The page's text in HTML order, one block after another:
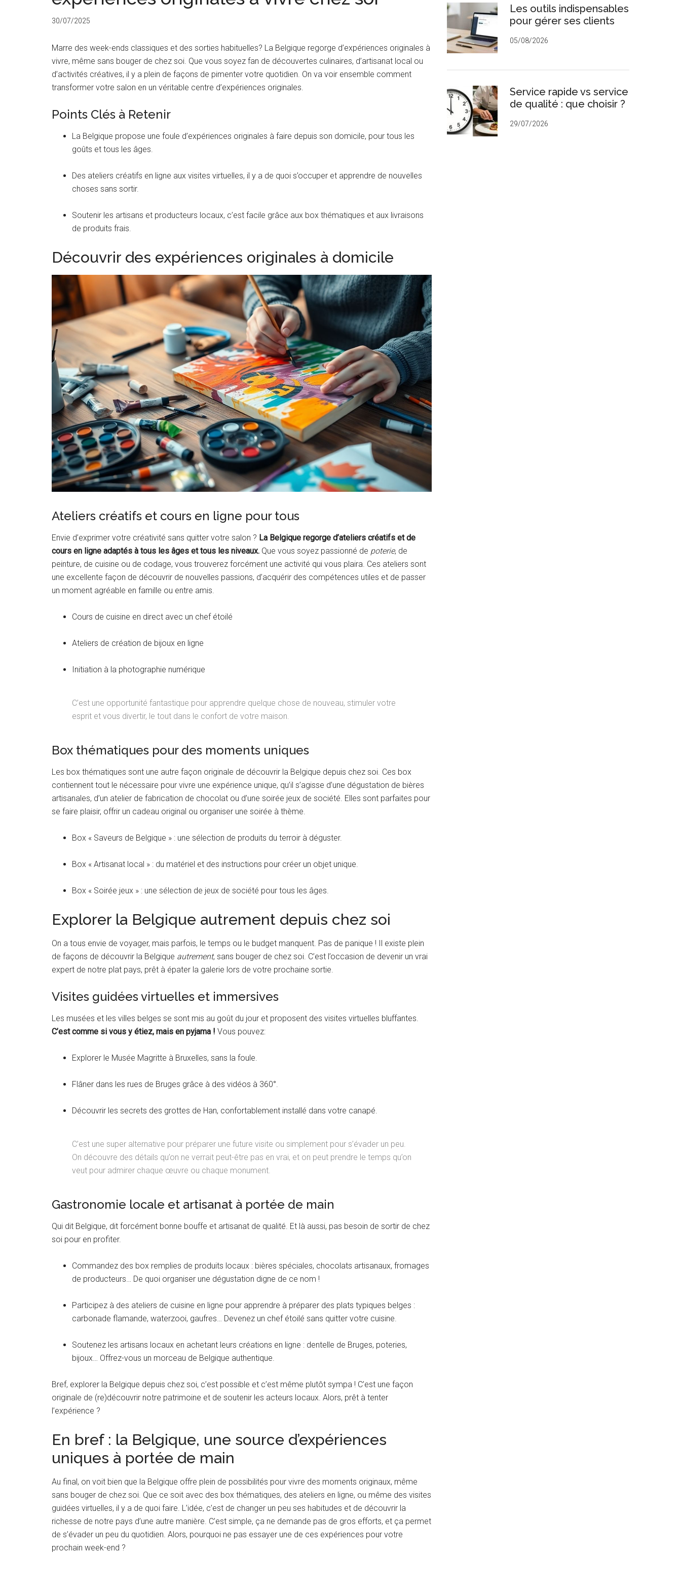
30/07/2025
Marre des week-ends classiques et des sorties habituelles? La Belgique regorge d’expériences originales à
vivre, même sans bouger de chez soi. Que vous soyez fan de découvertes culinaires, d’artisanat local ou
d’activités créatives, il y a plein de façons de pimenter votre quotidien. On va voir ensemble comment
transformer votre salon en un véritable centre d’expériences originales.
Points Clés à Retenir
La Belgique propose une foule d’expériences originales à faire depuis son domicile, pour tous les
goûts et tous les âges.
Des ateliers créatifs en ligne aux visites virtuelles, il y a de quoi s’occuper et apprendre de nouvelles
choses sans sortir.
Soutenir les artisans et producteurs locaux, c’est facile grâce aux box thématiques et aux livraisons
de produits frais.
Découvrir des expériences originales à domicile
Ateliers créatifs et cours en ligne pour tous
Envie d’exprimer votre créativité sans quitter votre salon ? La Belgique regorge d’ateliers créatifs et de
cours en ligne adaptés à tous les âges et tous les niveaux. Que vous soyez passionné de poterie, de
peinture, de cuisine ou de codage, vous trouverez forcément une activité qui vous plaira. Ces ateliers sont
une excellente façon de découvrir de nouvelles passions, d’acquérir des compétences utiles et de passer
un moment agréable en famille ou entre amis.
Cours de cuisine en direct avec un chef étoilé
Ateliers de création de bijoux en ligne
Initiation à la photographie numérique
C’est une opportunité fantastique pour apprendre quelque chose de nouveau, stimuler votre
esprit et vous divertir, le tout dans le confort de votre maison.
Box thématiques pour des moments uniques
Les box thématiques sont une autre façon originale de découvrir la Belgique depuis chez soi. Ces box
contiennent tout le nécessaire pour vivre une expérience unique, qu’il s’agisse d’une dégustation de bières
artisanales, d’un atelier de fabrication de chocolat ou d’une soirée jeux de société. Elles sont parfaites pour
se faire plaisir, offrir un cadeau original ou organiser une soirée à thème.
Box « Saveurs de Belgique » : une sélection de produits du terroir à déguster.
Box « Artisanat local » : du matériel et des instructions pour créer un objet unique.
Box « Soirée jeux » : une sélection de jeux de société pour tous les âges.
Explorer la Belgique autrement depuis chez soi
On a tous envie de voyager, mais parfois, le temps ou le budget manquent. Pas de panique ! Il existe plein
de façons de découvrir la Belgique autrement, sans bouger de chez soi. C’est l’occasion de devenir un vrai
expert de notre plat pays, prêt à épater la galerie lors de votre prochaine sortie.
Visites guidées virtuelles et immersives
Les musées et les villes belges se sont mis au goût du jour et proposent des visites virtuelles bluffantes.
C’est comme si vous y étiez, mais en pyjama ! Vous pouvez:
Explorer le Musée Magritte à Bruxelles, sans la foule.
Flâner dans les rues de Bruges grâce à des vidéos à 360°.
Découvrir les secrets des grottes de Han, confortablement installé dans votre canapé.
C’est une super alternative pour préparer une future visite ou simplement pour s’évader un peu.
On découvre des détails qu’on ne verrait peut-être pas en vrai, et on peut prendre le temps qu’on
veut pour admirer chaque œuvre ou chaque monument.
Gastronomie locale et artisanat à portée de main
Qui dit Belgique, dit forcément bonne bouffe et artisanat de qualité. Et là aussi, pas besoin de sortir de chez
soi pour en profiter.
Commandez des box remplies de produits locaux : bières spéciales, chocolats artisanaux, fromages
de producteurs… De quoi organiser une dégustation digne de ce nom !
Participez à des ateliers de cuisine en ligne pour apprendre à préparer des plats typiques belges :
carbonade flamande, waterzooi, gaufres… Devenez un chef étoilé sans quitter votre cuisine.
Soutenez les artisans locaux en achetant leurs créations en ligne : dentelle de Bruges, poteries,
bijoux… Offrez-vous un morceau de Belgique authentique.
Bref, explorer la Belgique depuis chez soi, c’est possible et c’est même plutôt sympa ! C’est une façon
originale de (re)découvrir notre patrimoine et de soutenir les acteurs locaux. Alors, prêt à tenter
l’expérience ?
En bref : la Belgique, une source d’expériences
uniques à portée de main
Au final, on voit bien que la Belgique offre plein de possibilités pour vivre des moments originaux, même
sans bouger de chez soi. Que ce soit avec des box thématiques, des ateliers en ligne, ou même des visites
guidées virtuelles, il y a de quoi faire. L’idée, c’est de changer un peu ses habitudes et de découvrir la
richesse de notre pays d’une autre manière. C’est simple, ça ne demande pas de gros efforts, et ça permet
de s’évader un peu du quotidien. Alors, pourquoi ne pas essayer une de ces expériences pour votre
prochain week-end ?
principaleLes outils indispensables
pour gérer ses clients
05/08/2026
Service rapide vs service
de qualité : que choisir ?
29/07/2026